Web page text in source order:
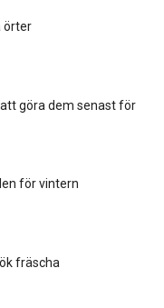
örter
göra dem senast för
för vintern
fräscha